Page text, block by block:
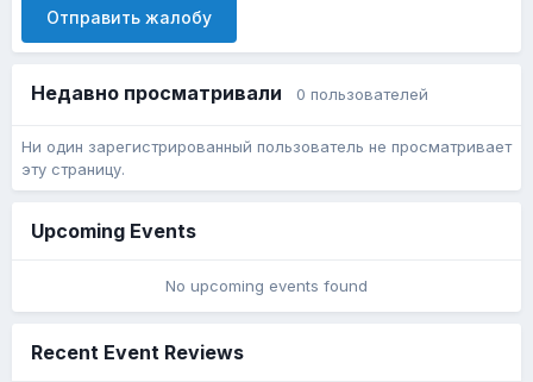
Отправить жалобу
Недавно просматривали 0 пользователей
Ни один зарегистрированный пользователь не просматривает
эту страницу.
Upcoming Events
No upcoming events found
Recent Event Reviews